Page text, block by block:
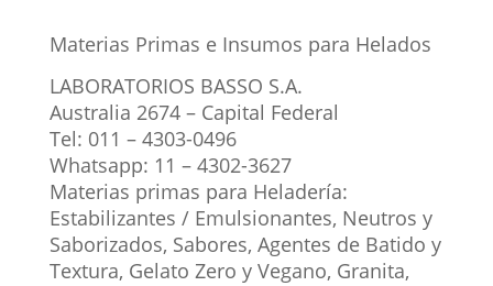
Materias Primas e Insumos para Helados
LABORATORIOS BASSO S.A.
Australia 2674 – Capital Federal
Tel: 011 – 4303-0496
Whatsapp: 11 – 4302-3627
Materias primas para Heladería:
Estabilizantes / Emulsionantes, Neutros y
Saborizados, Sabores, Agentes de Batido y
Textura, Gelato Zero y Vegano, Granita,